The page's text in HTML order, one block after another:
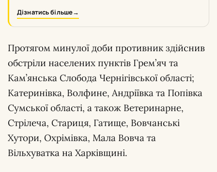
Дізнатись більше→
Протягом минулої доби противник здійснив
обстріли населених пунктів Грем’яч та
Кам’янська Слобода Чернігівської області;
Катеринівка, Волфине, Андріївка та Попівка
Сумської області, а також Ветеринарне,
Стрілеча, Стариця, Гатище, Вовчанські
Хутори, Охрімівка, Мала Вовча та
Вільхуватка на Харківщині.